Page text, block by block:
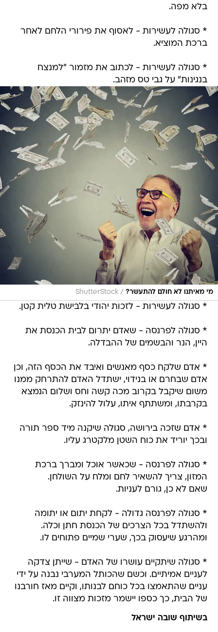
בלא מפה.
* סגולה לעשירות - לאסוף את פירורי הלחם לאחר
ברכת המוציא.
* סגולה לעשירות - לכתוב את מזמור "למנצח
בנגינות" על גבי טס מזהב.
מי מאיתנו לא חולם להתעשר? /
ShutterStock
* סגולה לעשירות - לזכות יהודי בלבישת טלית קטן.
* סגולה לפרנסה - שאדם יתרום לבית הכנסת את
היין, הנר והבשמים של ההבדלה.
* אדם שלקח כסף מאנשים ואיבד את הכסף הזה, וכן
אדם שבחרם או בנידוי, ישתדל האדם להתרחק ממנו
משום שיקבל בקרוב מכה קשה וחס ושלום הנמצא
בקרבתו, ומשתתף איתו, עלול להינזק.
* אדם שזכה בירושה, סגולה שיקנה מיד ספר תורה
ובכך יוריד את כוח השטן מלקטרג עליו.
* סגולה לפרנסה - שכאשר אוכל ומברך ברכת
המזון, צריך להשאיר לחם ומלח על השולחן.
שאם לא כן, גורם לעניות.
* סגולה לפרנסה גדולה - לקחת יתום או יתומה
ולהשתדל בכל הצרכים של הכנסת חתן וכלה.
ומהרגע שיעסוק בכך, שערי שמיים פתוחים לו.
* סגולה שיתקיים עושרו של האדם - שייתן צדקה
לעניים אמיתיים. וכשם שהכותל המערבי נבנה על ידי
עניים שהתאמצו בכל כוחם לבנותו, וקיים מאז חורבנו
של הבית, כך כספו יישמר מזכות מצווה זו.
בשיתוף שובה ישראל